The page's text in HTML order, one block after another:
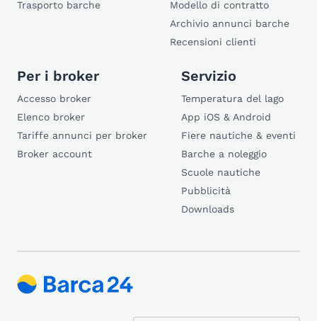
Trasporto barche
Modello di contratto
Archivio annunci barche
Recensioni clienti
Per i broker
Accesso broker
Elenco broker
Tariffe annunci per broker
Broker account
Servizio
Temperatura del lago
App iOS & Android
Fiere nautiche & eventi
Barche a noleggio
Scuole nautiche
Pubblicità
Downloads